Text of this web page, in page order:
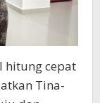
hitung cepat
Tina-